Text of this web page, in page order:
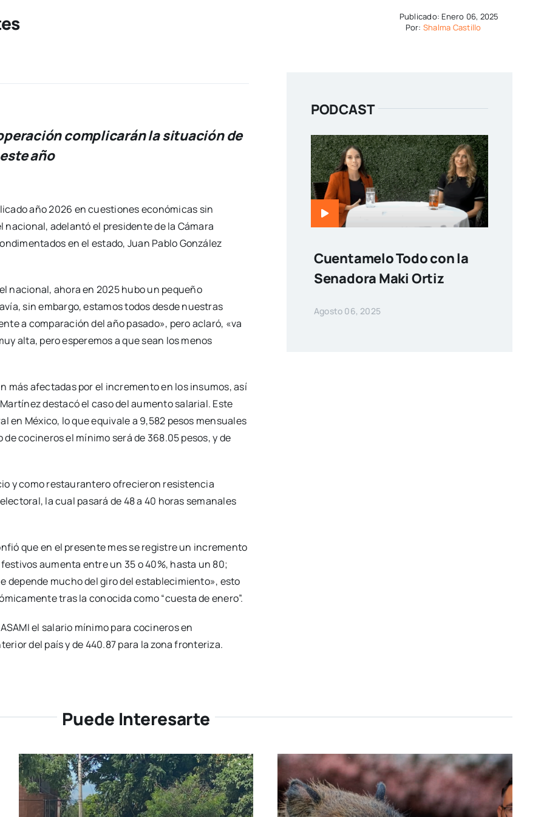
complicarán la situación de
año
año 2026 en cuestiones económicas sin
adelantó el presidente de la Cámara
en el estado, Juan Pablo González
nacional, ahora en 2025 hubo un pequeño
sin embargo, estamos todos desde nuestras
a comparación del año pasado», pero aclaró, «va
alta, pero esperemos a que sean los menos
más afectadas por el incremento en los insumos, así
destacó el caso del aumento salarial. Este
en México, lo que equivale a 9,582 pesos mensuales
cocineros el mínimo será de 368.05 pesos, y de
y como restaurantero ofrecieron resistencia
la cual pasará de 48 a 40 horas semanales
que en el presente mes se registre un incremento
aumenta entre un 35 o 40%, hasta un 80;
depende mucho del giro del establecimiento», esto
tras la conocida como “cuesta de enero”.
el salario mínimo para cocineros en
del país y de 440.87 para la zona fronteriza.
Publicado: Enero 06, 2025
Por: Shalma Castillo
PODCAST
Cuentamelo Todo con la
Senadora Maki Ortiz
Agosto 06, 2025
Puede Interesarte